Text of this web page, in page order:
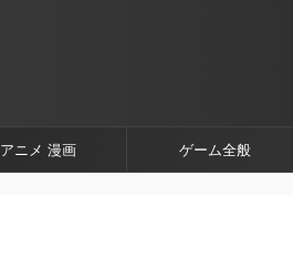
アニメ 漫画 ゲーム全般